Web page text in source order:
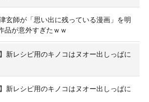
津玄師が「思い出に残っている漫画」を明
品が意外すぎたｗｗ
】新レシピ用のキノコはヌオー出しっぱに
】新レシピ用のキノコはヌオー出しっぱに